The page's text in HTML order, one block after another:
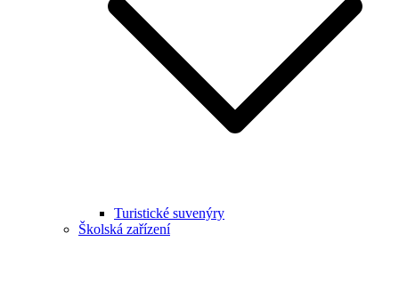
Turistické suvenýry
Školská zařízení